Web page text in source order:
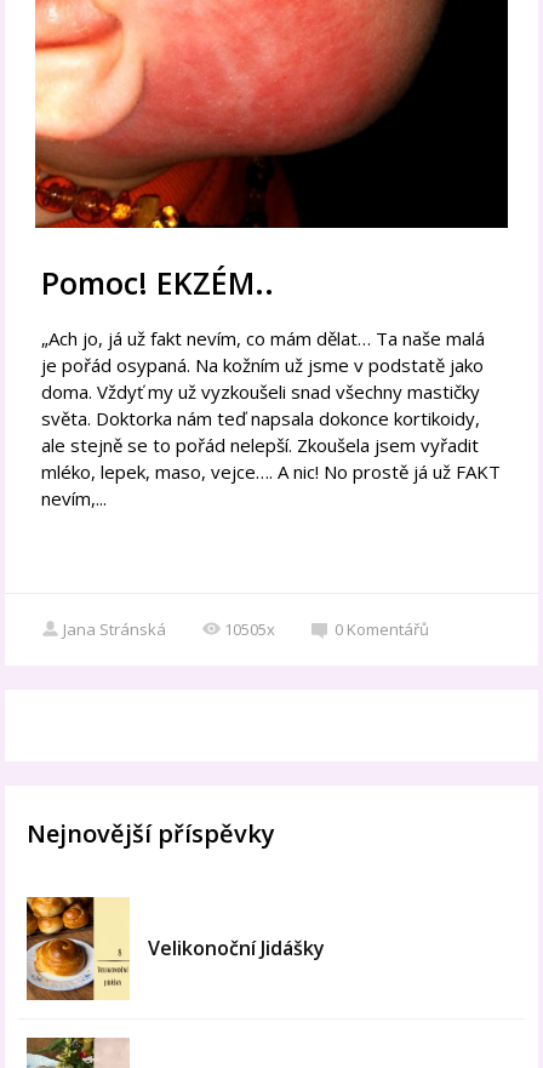
Pomoc! EKZÉM..
„Ach jo, já už fakt nevím, co mám dělat… Ta naše malá
je pořád osypaná. Na kožním už jsme v podstatě jako
doma. Vždyť my už vyzkoušeli snad všechny mastičky
světa. Doktorka nám teď napsala dokonce kortikoidy,
ale stejně se to pořád nelepší. Zkoušela jsem vyřadit
mléko, lepek, maso, vejce…. A nic! No prostě já už FAKT
nevím,...
Jana Stránská 10505x 0 Komentářů
Nejnovější příspěvky
Velikonoční Jidášky